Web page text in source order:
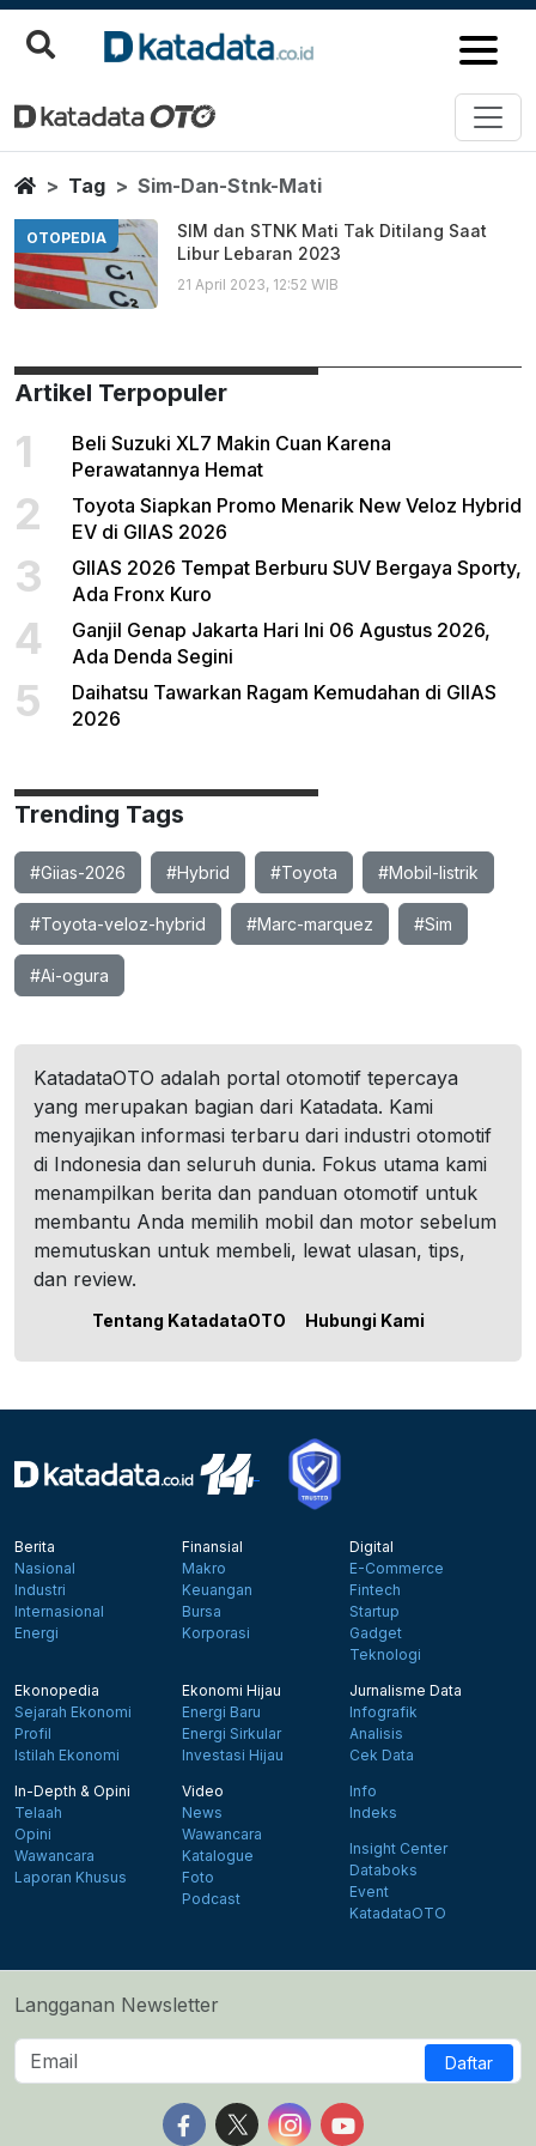
Sim Dan Stnk Mati
Berita Terbaru
HomeTag Sim-Dan-Stnk-Mati
OTOPEDIA
SIM dan STNK Mati Tak Ditilang Saat
Libur Lebaran 2023
21 April 2023, 12:52 WIB
Artikel Terpopuler
1
Beli Suzuki XL7 Makin Cuan Karena
Perawatannya Hemat
2
Toyota Siapkan Promo Menarik New Veloz Hybrid
EV di GIIAS 2026
3
GIIAS 2026 Tempat Berburu SUV Bergaya Sporty,
Ada Fronx Kuro
4
Ganjil Genap Jakarta Hari Ini 06 Agustus 2026,
Ada Denda Segini
5
Daihatsu Tawarkan Ragam Kemudahan di GIIAS
2026
Trending Tags
#Giias-2026 #Hybrid #Toyota #Mobil-listrik
#Toyota-veloz-hybrid #Marc-marquez #Sim
#Ai-ogura
KatadataOTO adalah portal otomotif tepercaya
yang merupakan bagian dari Katadata. Kami
menyajikan informasi terbaru dari industri otomotif
di Indonesia dan seluruh dunia. Fokus utama kami
menampilkan berita dan panduan otomotif untuk
membantu Anda memilih mobil dan motor sebelum
memutuskan untuk membeli, lewat ulasan, tips,
dan review.
Tentang KatadataOTO Hubungi Kami
Berita
Nasional
Industri
Internasional
Energi
Finansial
Makro
Keuangan
Bursa
Korporasi
Digital
E-Commerce
Fintech
Startup
Gadget
Teknologi
Ekonopedia
Sejarah Ekonomi
Profil
Istilah Ekonomi
Ekonomi Hijau
Energi Baru
Energi Sirkular
Investasi Hijau
Jurnalisme Data
Infografik
Analisis
Cek Data
In-Depth & Opini
Telaah
Opini
Wawancara
Laporan Khusus
Video
News
Wawancara
Katalogue
Foto
Podcast
Info
Indeks
Insight Center
Databoks
Event
KatadataOTO
Langganan Newsletter
Daftar
Follow us on Facebook
Follow us on X
Follow us on Instagram
Follow us on